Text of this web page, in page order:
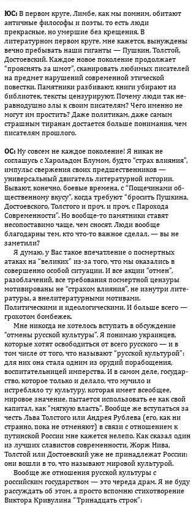
ЮС: В первом круге, Лимбе, как мы помним, обитают
античные фи­лософы и поэты, то есть люди
прекрасные, но умершие без крещения. В
литературном первом круге, мне кажется, вы­нуж­дены
вечно пребывать наши гиганты — Пушкин, Толстой,
До­сто­евский. Каждое новое поколение продолжает
“прояснять за шмот”, сканировать любимых писателей
на предмет нарушений со­временной этической
повестки. Памятники разбивают, книги уби­рают из
библиотек, тексты цензурируют. Почему люди так не­
равнодушно злы к своим писателям? Чего именно не
могут им простить? Даже политикам, даже самым
страшным тиранам достается больше понимания, чем
писателям прошлого.
ОС: Ну совсем не каждое поколение! Я никак не
соглашусь с Ха­роль­дом Блумом, будто “страх влияния”,
импульс свержения своих пред­шественников —
универсальный двигатель литературной ис­тории.
Бывают, конечно, боевые времена, с “Пощечинами об­
ще­ственному вкусу”, когда требуют “бросить Пушкина,
До­сто­евского, Толстого и проч. и проч. с Парохода
Современности”. Но вообще-то памятники ставят
несопоставимо чаще, чем сносят. Лю­ди вообще
благодарны тем, кто что-то важное сделал, — вы не
заметили?
Я думаю, у Вас такое впечатление о посмертных
атаках на “ве­ликих” из-за того, что мы оказались в
совершенно особой ситуации. И все акции “отмен”,
разоблачений, все требования посмертной цен­зуры
мотивированы не “страхом влияния”, не изнутри ли­те­
ратуры, а внелитературными мотивами.
Политическими и идео­ло­гическими. И больше всего —
грохотом бомбежек.
Мне никогда не хотелось вступать в обсуждение
“отмены рус­ской культуры”. Я понимаю украинцев,
которые хотят осво­бо­дить­ся от всего русского — и в
том числе от того, что называют “рус­ской культурой”:
для них она стала одним из орудий по­ра­бощения,
воспитательницей имперства. И в самом деле, госу­дар­­
ство, которое только и делало, что мучило и
истребляло ту культуру, которая имеет всеобщее,
мировое значение, пытается ис­пользовать ее как свой
капитал, как “мягкую власть”. Вообще же вступаться за
честь Льва Толстого или Андрея Рублева (его, как ни
странно, пока не отменяют) в связи с отношением к
путинской Рос­сии мне кажется нелепо. Как сказал один
из лучших славистов со­временности, Жорж Нива,
Толстой или Достоевский уже не при­надлежат России:
они вошли в то, что называют мировой культурой.
Вообще же отношения русской культуры с
российским го­су­дарством — это череда драм. Я не буду
рассуждать об этом, а просто вспомню стихотворение
Виктора Кривулина “Тринадцать строк”: